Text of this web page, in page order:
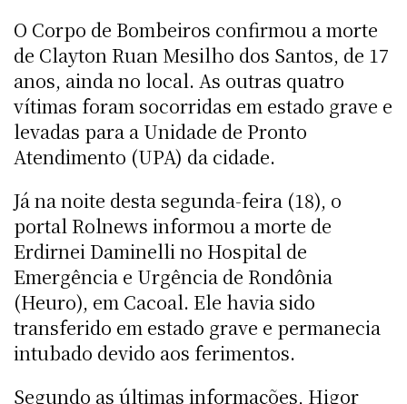
O Corpo de Bombeiros confirmou a morte
de Clayton Ruan Mesilho dos Santos, de 17
anos, ainda no local. As outras quatro
vítimas foram socorridas em estado grave e
levadas para a Unidade de Pronto
Atendimento (UPA) da cidade.
Já na noite desta segunda-feira (18), o
portal Rolnews informou a morte de
Erdirnei Daminelli no Hospital de
Emergência e Urgência de Rondônia
(Heuro), em Cacoal. Ele havia sido
transferido em estado grave e permanecia
intubado devido aos ferimentos.
Segundo as últimas informações, Higor